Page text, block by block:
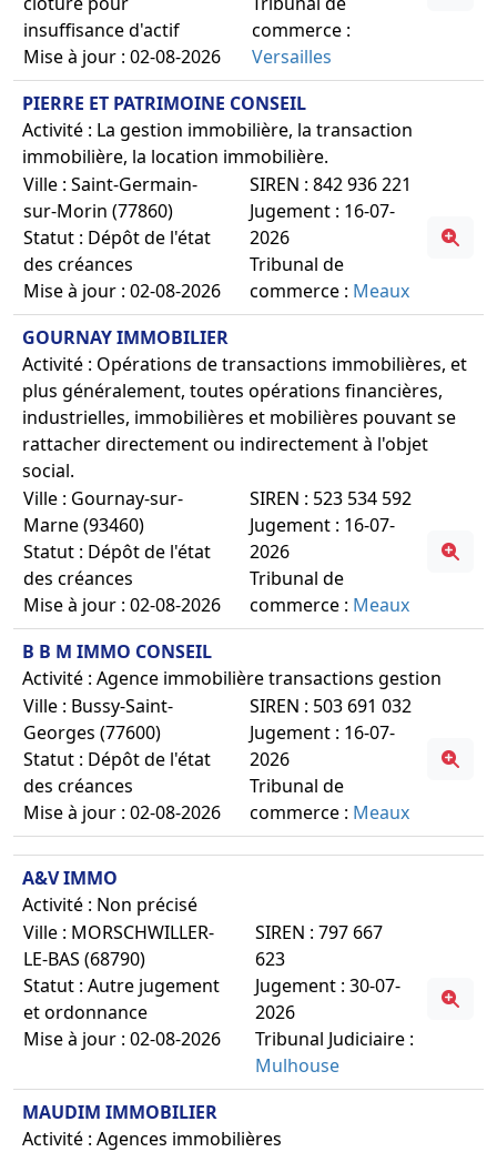
insuffisance d'actif
Mise à jour : 02-08-2026
commerce :
Versailles
PIERRE ET PATRIMOINE CONSEIL
Activité : La gestion immobilière, la transaction
immobilière, la location immobilière.
Ville : Saint-Germain-
sur-Morin (77860)
Statut : Dépôt de l'état
des créances
Mise à jour : 02-08-2026
SIREN : 842 936 221
Jugement : 16-07-
2026
Tribunal de
commerce : Meaux
GOURNAY IMMOBILIER
Activité : Opérations de transactions immobilières, et
plus généralement, toutes opérations financières,
industrielles, immobilières et mobilières pouvant se
rattacher directement ou indirectement à l'objet
social.
Ville : Gournay-sur-
Marne (93460)
Statut : Dépôt de l'état
des créances
Mise à jour : 02-08-2026
SIREN : 523 534 592
Jugement : 16-07-
2026
Tribunal de
commerce : Meaux
B B M IMMO CONSEIL
Activité : Agence immobilière transactions gestion
Ville : Bussy-Saint-
Georges (77600)
Statut : Dépôt de l'état
des créances
Mise à jour : 02-08-2026
SIREN : 503 691 032
Jugement : 16-07-
2026
Tribunal de
commerce : Meaux
A&V IMMO
Activité : Non précisé
Ville : MORSCHWILLER-
LE-BAS (68790)
Statut : Autre jugement
et ordonnance
Mise à jour : 02-08-2026
SIREN : 797 667
623
Jugement : 30-07-
2026
Tribunal Judiciaire :
Mulhouse
MAUDIM IMMOBILIER
Activité : Agences immobilières